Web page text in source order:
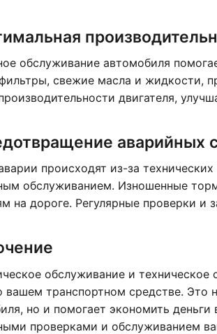
обслуживание автомобиля
свежие масла и жидкости,
двигателя,
аварийных
происходят из-за
обслуживанием. Изношенные
на дороге. Регулярные проверки и
обслуживание и
вашем транспортном средстве. Это
но и помогает экономить деньги
проверками и обслуживанием